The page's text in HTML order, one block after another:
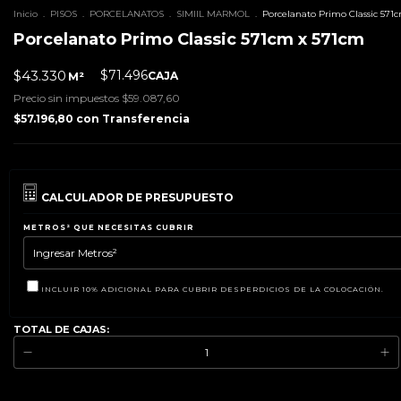
Inicio . PISOS . PORCELANATOS . SIMIIL MARMOL . Porcelanato Primo Classic
Porcelanato Primo Classic 571cm x 571cm
$43.330 M² $71.496CAJA
Precio sin impuestos $59.087,60
$57.196,80 con Transferencia
CALCULADOR DE PRESUPUESTO
METROS² QUE NECESITAS CUBRIR
INCLUIR 10% ADICIONAL PARA CUBRIR DESPERDICIOS DE LA COLOCACIÓN.
TOTAL DE CAJAS: